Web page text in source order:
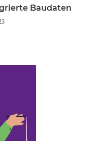
Baudaten